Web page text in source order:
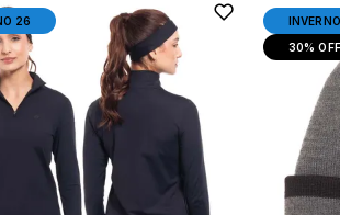
26
30%OFF